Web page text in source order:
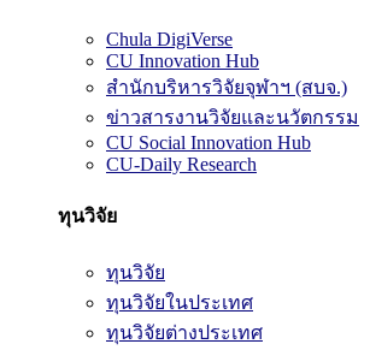
Chula DigiVerse
CU Innovation Hub
สำนักบริหารวิจัยจุฬาฯ (สบจ.)
ข่าวสารงานวิจัยและนวัตกรรม
CU Social Innovation Hub
CU-Daily Research
ทุนวิจัย
ทุนวิจัย
ทุนวิจัยในประเทศ
ทุนวิจัยต่างประเทศ